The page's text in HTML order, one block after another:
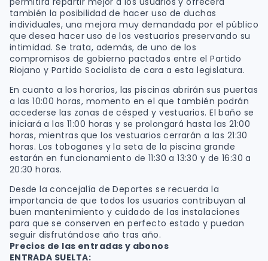
también la posibilidad de hacer uso de duchas
individuales, una mejora muy demandada por el público
que desea hacer uso de los vestuarios preservando su
intimidad. Se trata, además, de uno de los
compromisos de gobierno pactados entre el Partido
Riojano y Partido Socialista de cara a esta legislatura.
En cuanto a los horarios, las piscinas abrirán sus puertas
a las 10:00 horas, momento en el que también podrán
accederse las zonas de césped y vestuarios. El baño se
iniciará a las 11:00 horas y se prolongará hasta las 21:00
horas, mientras que los vestuarios cerrarán a las 21:30
horas. Los toboganes y la seta de la piscina grande
estarán en funcionamiento de 11:30 a 13:30 y de 16:30 a
20:30 horas.
Desde la concejalía de Deportes se recuerda la
importancia de que todos los usuarios contribuyan al
buen mantenimiento y cuidado de las instalaciones
para que se conserven en perfecto estado y puedan
seguir disfrutándose año tras año.
Precios de las entradas y abonos
ENTRADA SUELTA: